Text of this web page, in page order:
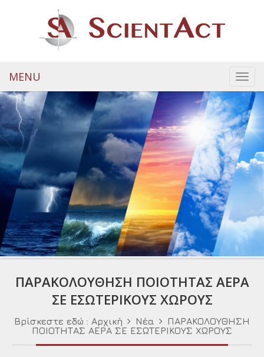
MENU
ΠΑΡΑΚΟΛΟΥΘΗΣΗ ΠΟΙΟΤΗΤΑΣ ΑΕΡΑ
ΣΕ ΕΣΩΤΕΡΙΚΟΥΣ ΧΩΡΟΥΣ
Βρίσκεστε εδώ : Αρχική Νέα
ΠΑΡΑΚΟΛΟΥΘΗΣΗ
ΠΟΙΟΤΗΤΑΣ ΑΕΡΑ ΣΕ ΕΣΩΤΕΡΙΚΟΥΣ ΧΩΡΟΥΣ